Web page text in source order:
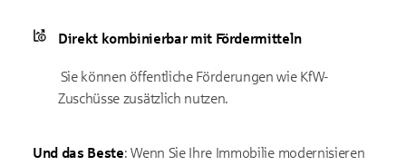
Direkt kombinierbar mit Fördermitteln
Sie können öffentliche Förderungen wie KfW-
Zuschüsse zusätzlich nutzen.
Und das Beste: Wenn Sie Ihre Immobilie modernisieren